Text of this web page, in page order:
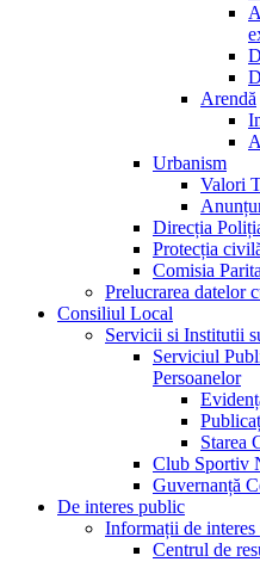
Arendă
Urbanism
Valori
Direcția
Protecția
Comisia
Prelucrarea datelor
Consiliul Local
Servicii si Institutii
Serviciul
Persoanelor
Starea
Club Sportiv
Guvernanță
De interes public
Informații de
Centrul de